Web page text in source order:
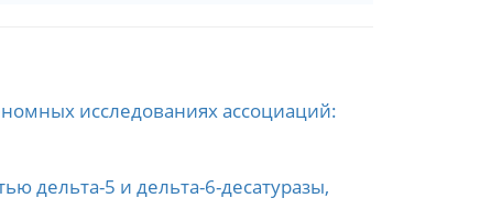
исследованиях ассоциаций:
дельта-5 и дельта-6-десатуразы,